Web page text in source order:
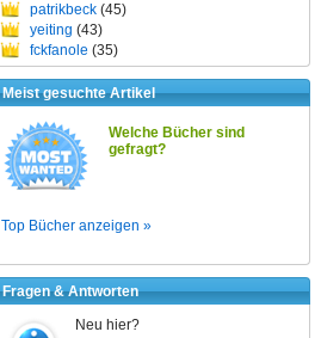
patrikbeck (45)
yeiting (43)
fckfanole (35)
Meist gesuchte Artikel
Welche Bücher sind
gefragt?
Top Bücher anzeigen »
Fragen & Antworten
Neu hier?